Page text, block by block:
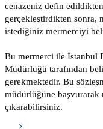
cenazeniz defin
gerçekleştirdikten sonra,
istediğiniz mermerciyi
Bu mermerci ile İstanbul
Müdürlüğü tarafından
gerekmektedir. Bu
müdürlüğüne başvurarak
çıkarabilirsiniz.